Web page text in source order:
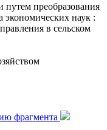
путем преобразования
экономических наук :
в сельском
фрагмента